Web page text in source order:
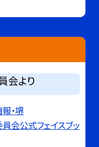
会より
・堺
会公式フェイスブッ